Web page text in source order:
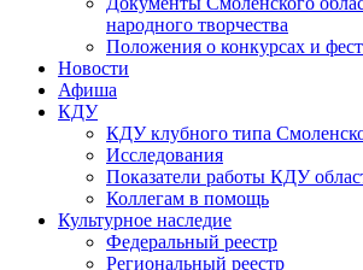
народного творчества
Положения о конкурсах и
Новости
Афиша
КДУ
КДУ клубного типа
Исследования
Показатели работы КДУ
Коллегам в помощь
Культурное наследие
Федеральный реестр
Региональный реестр